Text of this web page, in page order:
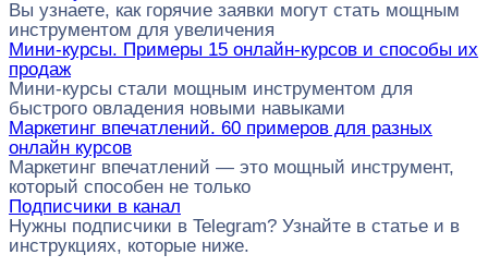
Вы узнаете, как горячие заявки могут стать мощным
инструментом для увеличения
Мини-курсы. Примеры 15 онлайн-курсов и способы их
продаж
Мини-курсы стали мощным инструментом для
быстрого овладения новыми навыками
Маркетинг впечатлений. 60 примеров для разных
онлайн курсов
Маркетинг впечатлений — это мощный инструмент,
который способен не только
Подписчики в канал
Нужны подписчики в Telegram? Узнайте в статье и в
инструкциях, которые ниже.